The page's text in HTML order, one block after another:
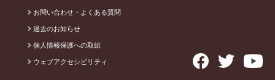
お問い合わせ・よくある質問
過去のお知らせ
個人情報保護への取組
ウェブアクセシビリティ